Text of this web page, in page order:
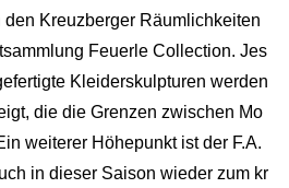
Kreuzberger Räumlichkeiten
Feuerle Collection. Jes
Kleiderskulpturen werden
die die Grenzen zwischen Mo
weiterer Höhepunkt ist der F.A.
in dieser Saison wieder zum kr